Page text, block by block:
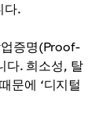
다.
증명(Proof-
다. 희소성, 탈
문에 ‘디지털